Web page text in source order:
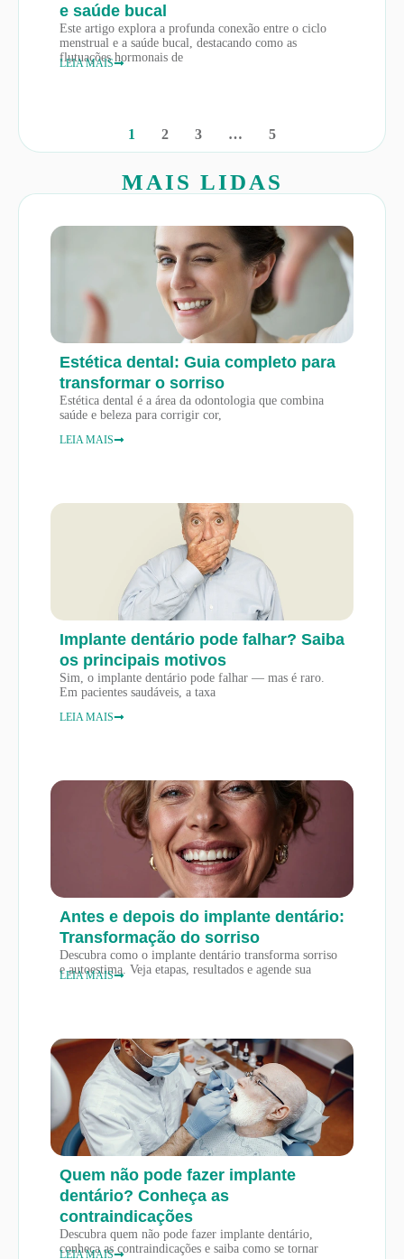
e saúde bucal
Este artigo explora a profunda conexão entre o ciclo
menstrual e a saúde bucal, destacando como as
flutuações hormonais de
LEIA MAIS
1 2 3 … 5
MAIS LIDAS
Estética dental: Guia completo para
transformar o sorriso
Estética dental é a área da odontologia que combina
saúde e beleza para corrigir cor,
LEIA MAIS
Implante dentário pode falhar? Saiba
os principais motivos
Sim, o implante dentário pode falhar — mas é raro.
Em pacientes saudáveis, a taxa
LEIA MAIS
Antes e depois do implante dentário:
Transformação do sorriso
Descubra como o implante dentário transforma sorriso
e autoestima. Veja etapas, resultados e agende sua
LEIA MAIS
Quem não pode fazer implante
dentário? Conheça as
contraindicações
Descubra quem não pode fazer implante dentário,
conheça as contraindicações e saiba como se tornar
LEIA MAIS